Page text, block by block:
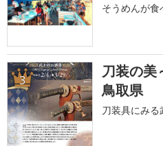
そうめんが食
3
刀装の美
鳥取県
刀装具にみ